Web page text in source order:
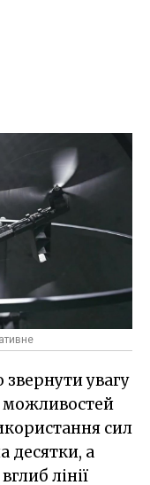
увагу
можливостей
сил
десятки, а
лінії